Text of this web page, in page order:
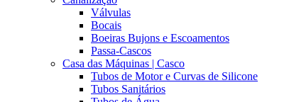
Válvulas
Bocais
Boeiras Bujons e Escoamentos
Passa-Cascos
Casa das Máquinas | Casco
Tubos de Motor e Curvas de Silicone
Tubos Sanitários